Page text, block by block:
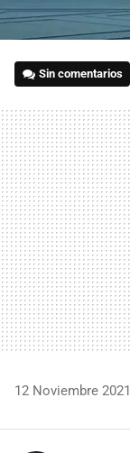
Sin comentarios
12 Noviembre 2021